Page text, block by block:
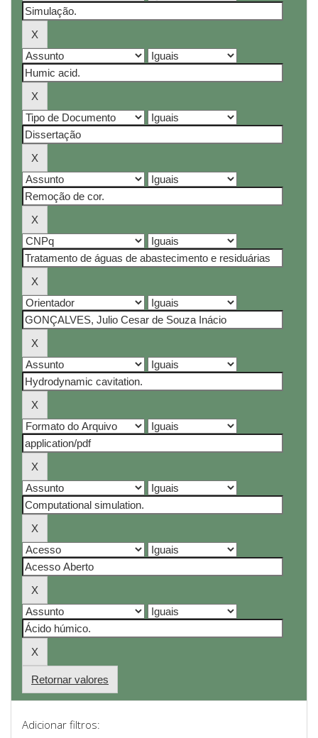
Retornar valores
Adicionar filtros: